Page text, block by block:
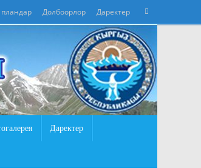
Долбоорлор Даректер Поиск
Даректер